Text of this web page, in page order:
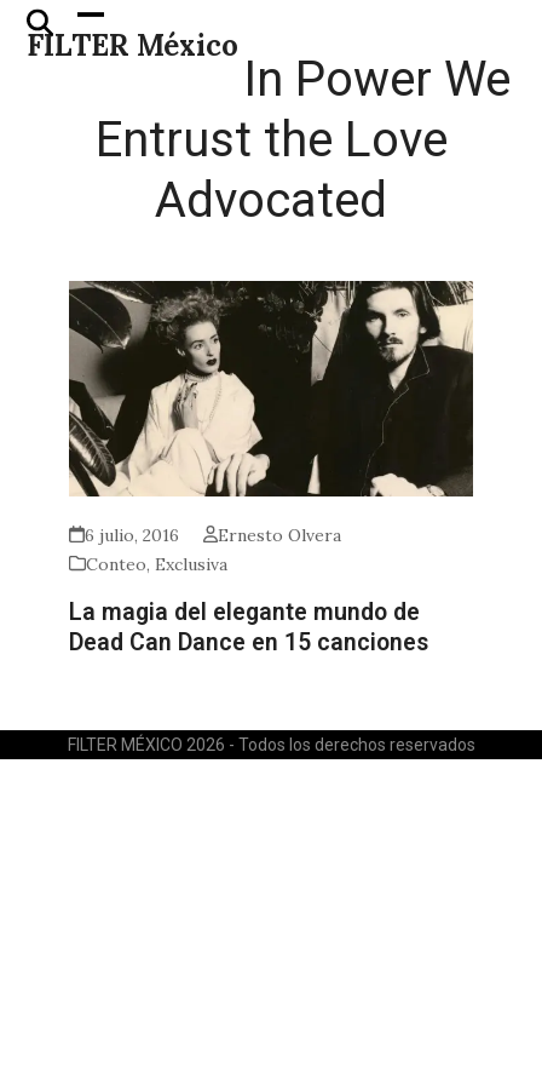
Skip
FILTER México
Open
mobile
Close
mobile
In Power We
Entrust the Love
Advocated
6 julio, 2016
Ernesto Olvera
Conteo,Exclusiva
La magia del elegante mundo de
Dead Can Dance en 15 canciones
FILTER MÉXICO 2026 - Todos los derechos reservados